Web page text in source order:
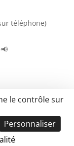
téléphone)
légales|
le contrôle sur
Personnaliser